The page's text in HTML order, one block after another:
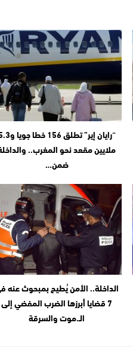
“رايان إير” تطلق 156
ملايين مقعد نحو المغرب..
ضمن…
الداخلة.. الأمن يُطيح بمبحوث عنه
7 قضايا أبرزها الضرب المفضي إلى
الـ.موت والسرقة